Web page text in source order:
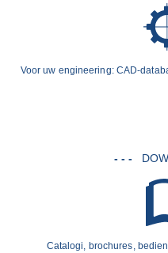
Voor uw engineering: CAD-
- - -
Catalogi, brochures,